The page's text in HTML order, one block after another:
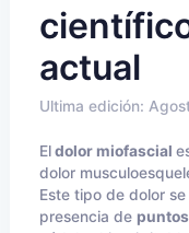
actual
Ultima edición:
Eldolor miofascial
dolor
Este tipo de dolor
presencia de